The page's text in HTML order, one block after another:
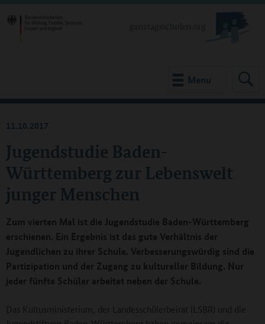
Menu
Jugendstudie Baden-
Württemberg zur Lebenswelt
junger Menschen
11.10.2017
Zum vierten Mal ist die Jugendstudie Baden-Württemberg
erschienen. Ein Ergebnis ist das gute Verhältnis der
Jugendlichen zu ihrer Schule. Verbesserungswürdig sind die
Partizipation und der Zugang zu kultureller Bildung. Nur
jeder fünfte Schüler arbeitet neben der Schule.
Das Kultusministerium, der Landesschülerbeirat (LSBR) und die